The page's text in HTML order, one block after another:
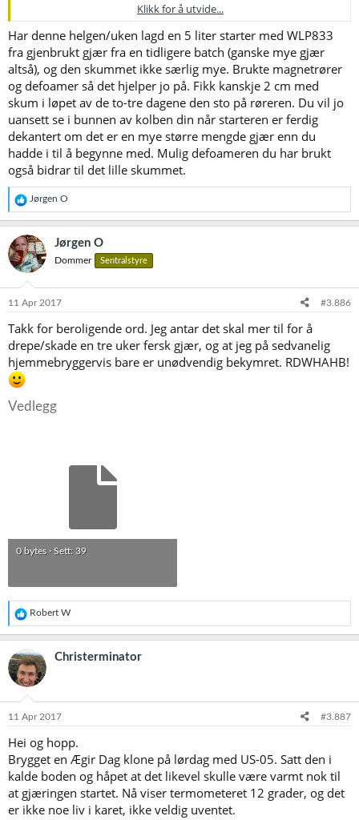
Jeg laget starter, og den skummet ikke veldig - bare et tynt lag med
bobler øverst i erlenmeyerflasken. Men så brukte jeg da også et par
dråper foam killer under kok.
Nå er jeg redd for at jeg har skadet/drept gjæren. Det er lenge siden
jeg har brukt WLP833 - pleier den ikke å gjøre stort ut av seg?
Hvilke forholdsregler bør jeg ta for å unngå at en lang bryggedag
ender med mageplask?
Klikk for å utvide...
Har denne helgen/uken lagd en 5 liter starter med WLP833
fra gjenbrukt gjær fra en tidligere batch (ganske mye gjær
altså), og den skummet ikke særlig mye. Brukte magnetrører
og defoamer så det hjelper jo på. Fikk kanskje 2 cm med
skum i løpet av de to-tre dagene den sto på røreren. Du vil jo
uansett se i bunnen av kolben din når starteren er ferdig
dekantert om det er en mye større mengde gjær enn du
hadde i til å begynne med. Mulig defoameren du har brukt
også bidrar til det lille skummet.
R
e
a
k
s
j
o
e
:
Jørgen O
Jørgen O
Dommer Sentralstyre
11 Apr 2017 #3.886
Takk for beroligende ord. Jeg antar det skal mer til for å
drepe/skade en tre uker fersk gjær, og at jeg på sedvanelig
hjemmebryggervis bare er unødvendig bekymret. RDWHAHB!
Vedlegg
0 bytes · Sett: 39
R
e
a
k
s
j
o
e
:
Robert W
Christerminator
11 Apr 2017 #3.887
Hei og hopp.
Brygget en Ægir Dag klone på lørdag med US-05. Satt den i
kalde boden og håpet at det likevel skulle være varmt nok til
at gjæringen startet. Nå viser termometeret 12 grader, og det
er ikke noe liv i karet, ikke veldig uventet.